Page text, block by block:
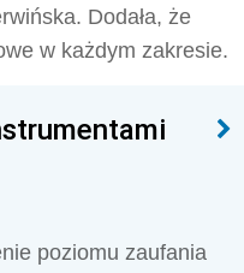
Dodała, że
w każdym zakresie.
poziomu zaufania